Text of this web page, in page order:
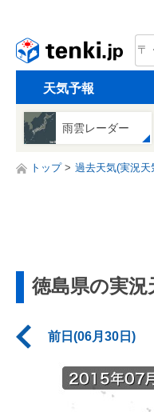
天気予報
雨雲レーダー
トップ 過去天気(実況天
徳島県の実況
前日(06月30日)